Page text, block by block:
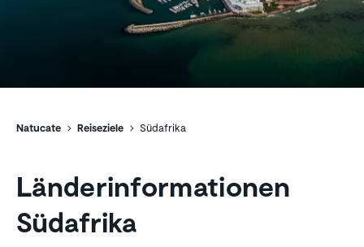
Natucate Reiseziele Südafrika
Länderinformationen
Südafrika